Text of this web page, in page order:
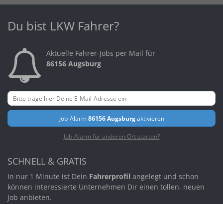
Du bist LKW Fahrer?
Aktuelle Fahrer-Jobs per Mail für
86156 Augsburg
Job-Alarm86156 Augsburgaktivieren
Job-Alarm für anderen Ort starten?
SCHNELL & GRATIS
In nur 1 Minute ist Dein Fahrerprofil angelegt und schon
können interessierte Unternehmen Dir einen tollen, neuen
Job anbieten.